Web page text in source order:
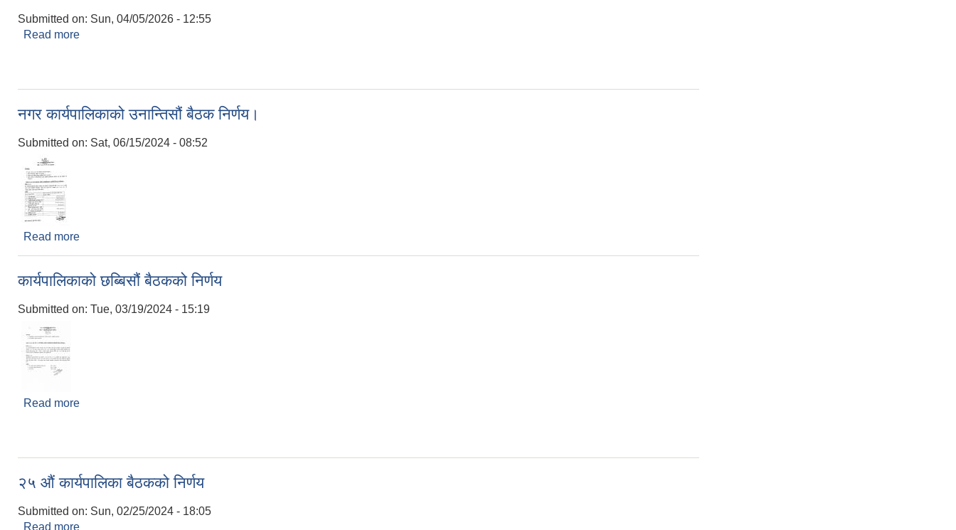
Submitted on: Sun, 04/05/2026 - 12:55
Read more
नगर कार्यपालिकाको उनान्तिसौं बैठक निर्णय।
Submitted on: Sat, 06/15/2024 - 08:52
Read more
कार्यपालिकाको छब्बिसौं बैठकको निर्णय
Submitted on: Tue, 03/19/2024 - 15:19
Read more
२५ औं कार्यपालिका बैठकको निर्णय
Submitted on: Sun, 02/25/2024 - 18:05
Read more